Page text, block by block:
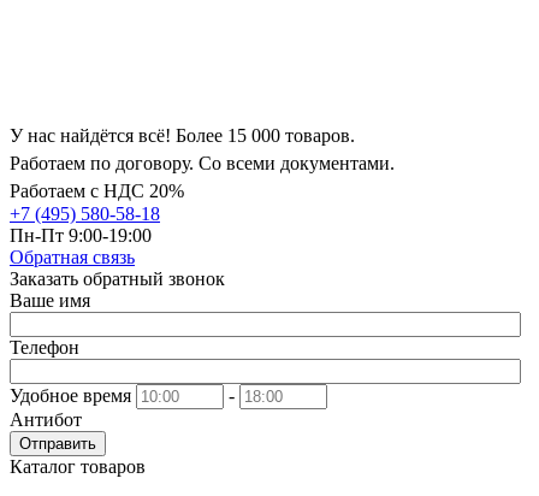
У нас найдётся всё! Более 15 000 товаров.
Работаем по договору. Со всеми документами.
Работаем с НДС 20%
+7 (495) 580-58-18
Пн-Пт 9:00-19:00
Обратная связь
Заказать обратный звонок
Ваше имя
Телефон
Удобное время
-
Антибот
Отправить
Каталог товаров